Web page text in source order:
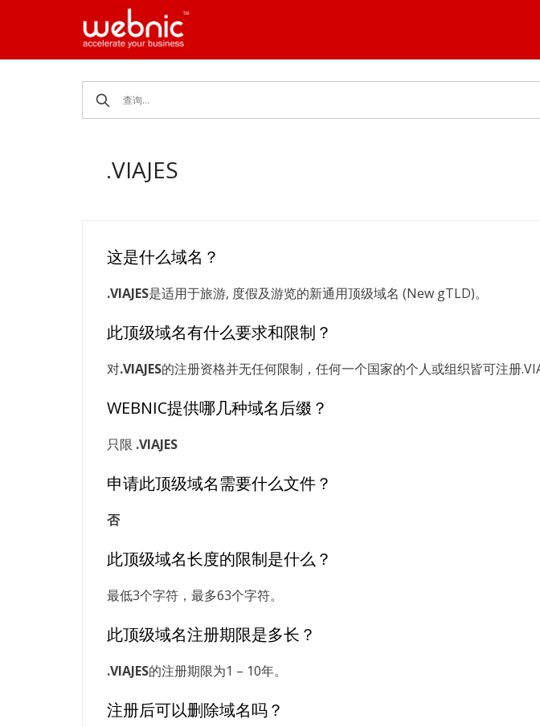
.VIAJES
这是什么域名？
.VIAJES是适用于旅游, 度假及游览的新通用顶级域名 (New gTLD)。
此顶级域名有什么要求和限制？
对.VIAJES的注册资格并无任何限制，任何一个国家的个人或组织皆可注册
WEBNIC提供哪几种域名后缀？
只限 .VIAJES
申请此顶级域名需要什么文件？
否
此顶级域名长度的限制是什么？
最低3个字符，最多63个字符。
此顶级域名注册期限是多长？
.VIAJES的注册期限为1 – 10年。
注册后可以删除域名吗？